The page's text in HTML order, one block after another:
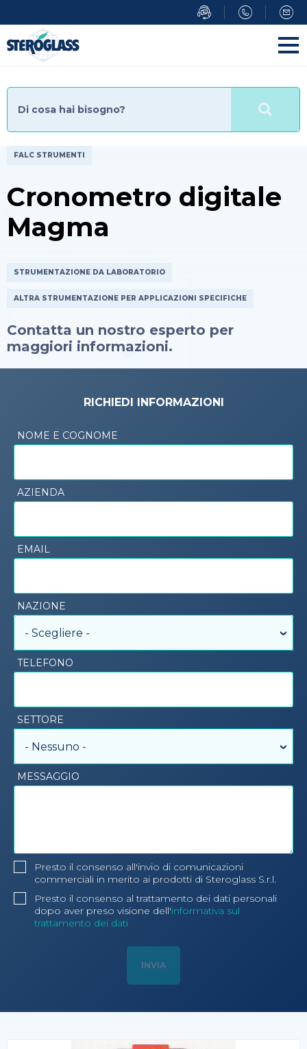
al
contenuto
principale
FALC STRUMENTI
Cronometro digitale
Magma
STRUMENTAZIONE DA LABORATORIO
ALTRA STRUMENTAZIONE PER APPLICAZIONI SPECIFICHE
Contatta un nostro esperto per
maggiori informazioni.
RICHIEDI INFORMAZIONI
NOME E COGNOME
AZIENDA
EMAIL
NAZIONE
- Scegliere -
TELEFONO
SETTORE
- Nessuno -
MESSAGGIO
Presto il consenso all'invio di comunicazioni
commerciali in merito ai prodotti di Steroglass S.r.l.
Presto il consenso al trattamento dei dati personali
dopo aver preso visione dell'informativa sul
trattamento dei dati